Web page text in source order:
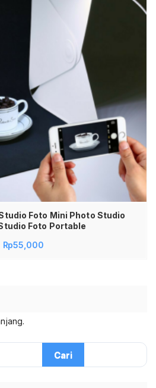
Foto Mini Photo Studio
Foto Portable
Rp55,000